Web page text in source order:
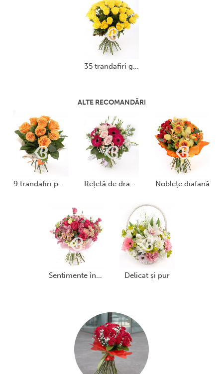
35 trandafiri galbeni
ALTE RECOMANDĂRI
9 trandafiri portocalii rețetă de dragoste noblețe diafană
sentimente îndrăznețe delicat și pur